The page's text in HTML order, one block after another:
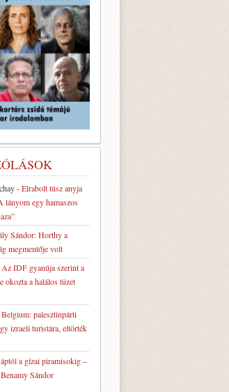
-Elrabolt túsz anyja
lányom egy hamaszos
Sándor: Horthy a
megmentője volt
Az IDF gyanúja szerint a
okozta a halálos tüzet
Belgium: palesztinpárti
izraeli turistára, eltörték
a gízai piramisokig –
Sándor